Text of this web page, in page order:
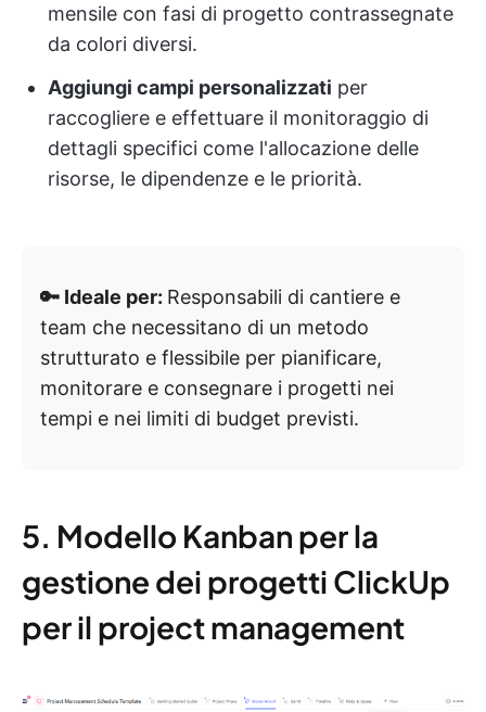
mensile con fasi di progetto contrassegnate
da colori diversi.
Aggiungi campi personalizzati per
raccogliere e effettuare il monitoraggio di
dettagli specifici come l'allocazione delle
risorse, le dipendenze e le priorità.
🔑 Ideale per: Responsabili di cantiere e
team che necessitano di un metodo
strutturato e flessibile per pianificare,
monitorare e consegnare i progetti nei
tempi e nei limiti di budget previsti.
5. Modello Kanban per la
gestione dei progetti ClickUp
per il project management